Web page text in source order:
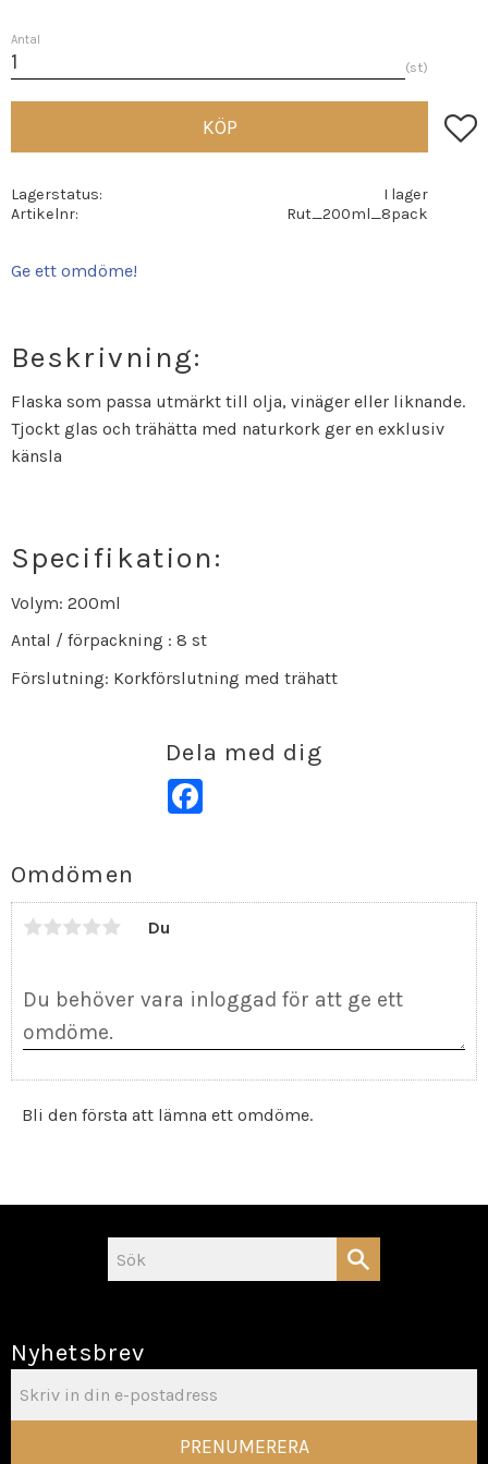
Antal
st
KÖP
Lagerstatus
I lager
Artikelnr
Rut_200ml_8pack
Ge ett omdöme!
Beskrivning:
Flaska som passa utmärkt till olja, vinäger eller liknande.
Tjockt glas och trähätta med naturkork ger en exklusiv
känsla
Specifikation:
Volym: 200ml
Antal / förpackning : 8 st
Förslutning: Korkförslutning med trähatt
Dela med dig
Omdömen
Du
Bli den första att lämna ett omdöme.
Nyhetsbrev
PRENUMERERA